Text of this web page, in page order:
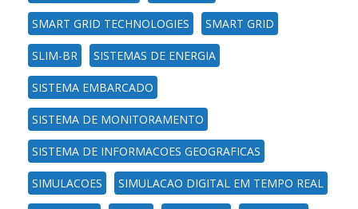
SMART GRID TECHNOLOGIES SMART GRID
SLIM-BR SISTEMAS DE ENERGIA
SISTEMA EMBARCADO
SISTEMA DE MONITORAMENTO
SISTEMA DE INFORMACOES GEOGRAFICAS
SIMULACOES SIMULACAO DIGITAL EM TEMPO REAL